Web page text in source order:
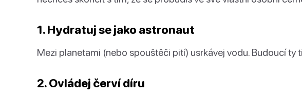
1. Hydratuj se jako astronaut
Mezi planetami (nebo spouštěči pití) usrkávej vodu. Budoucí ty
2. Ovládej červí díru